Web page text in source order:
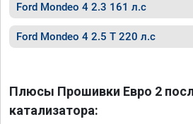
Ford Mondeo 4 2.3 161 л.с
Ford Mondeo 4 2.5 T 220 л.с
Плюсы Прошивки Евро 2
катализатора: